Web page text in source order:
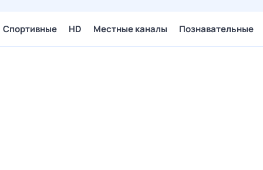
Спортивные HD Местные каналы Познавательные